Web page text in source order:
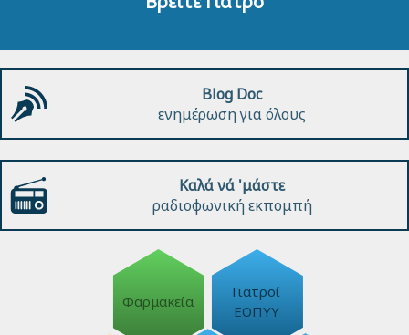
Blog Doc
ενημέρωση για όλους
Καλά νά 'μάστε
ραδιοφωνική εκπομπή
Φαρμακεία
Γιατροί
ΕΟΠΥΥ